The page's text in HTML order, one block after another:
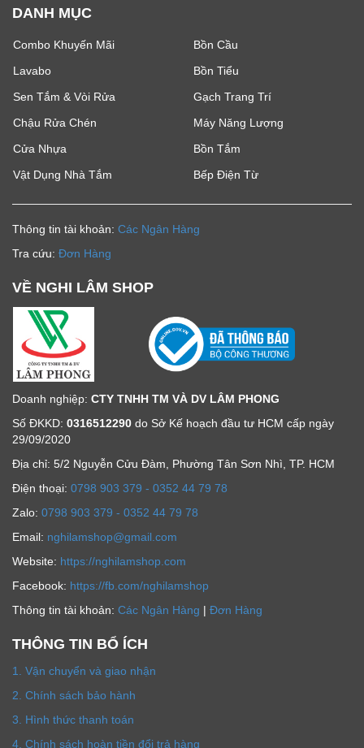
DANH MỤC
Combo Khuyến Mãi
Bồn Cầu
Lavabo
Bồn Tiểu
Sen Tắm & Vòi Rửa
Gạch Trang Trí
Chậu Rửa Chén
Máy Năng Lượng
Cửa Nhựa
Bồn Tắm
Vật Dụng Nhà Tắm
Bếp Điện Từ
Thông tin tài khoản: Các Ngân Hàng
Tra cứu: Đơn Hàng
VỀ NGHI LÂM SHOP
Doanh nghiệp: CTY TNHH TM VÀ DV LÂM PHONG
Số ĐKKD: 0316512290 do Sở Kế hoạch đầu tư HCM cấp ngày
29/09/2020
Địa chỉ: 5/2 Nguyễn Cửu Đàm, Phường Tân Sơn Nhì, TP. HCM
Ðiện thoại: 0798 903 379 - 0352 44 79 78
Zalo: 0798 903 379 - 0352 44 79 78
Email: nghilamshop@gmail.com
Website: https://nghilamshop.com
Facebook: https://fb.com/nghilamshop
Thông tin tài khoản: Các Ngân Hàng | Đơn Hàng
THÔNG TIN BỔ ÍCH
1. Vận chuyển và giao nhận
2. Chính sách bảo hành
3. Hình thức thanh toán
4. Chính sách hoàn tiền đổi trả hàng